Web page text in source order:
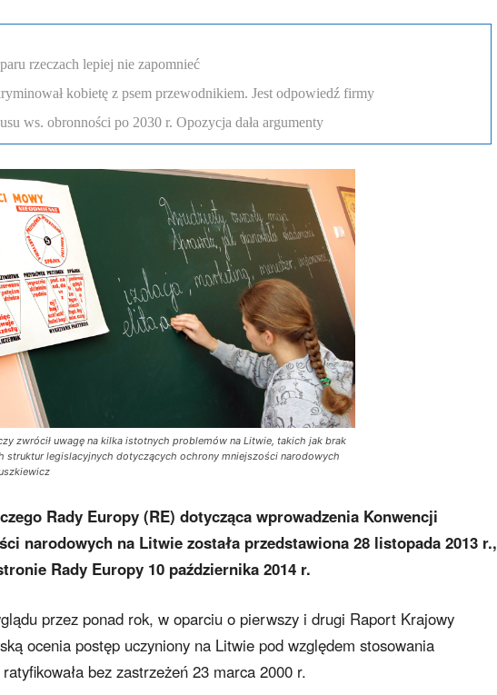
rzeczach lepiej nie zapomnieć
kobietę z psem przewodnikiem. Jest odpowiedź firmy
ws. obronności po 2030 r. Opozycja dała argumenty
zwrócił uwagę na kilka istotnych problemów na Litwie, takich jak brak
struktur legislacyjnych dotyczących ochrony mniejszości narodowych
Rady Europy (RE) dotycząca wprowadzenia Konwencji
narodowych na Litwie została przedstawiona 28 listopada 2013 r.,
Rady Europy 10 października 2014 r.
przez ponad rok, w oparciu o pierwszy i drugi Raport Krajowy
ocenia postęp uczyniony na Litwie pod względem stosowania
bez zastrzeżeń 23 marca 2000 r.